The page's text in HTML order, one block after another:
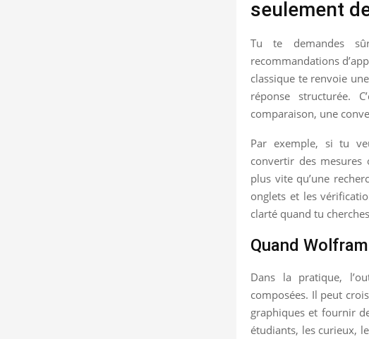
seulement
Tu te demandes
recommandations
classique te renvoie
réponse structurée.
comparaison, une
Par exemple, si tu
convertir des
plus vite qu’une
onglets et les
clarté quand tu
Quand
Dans la pratique,
composées. Il peut
graphiques et fournir
étudiants, les curieux,